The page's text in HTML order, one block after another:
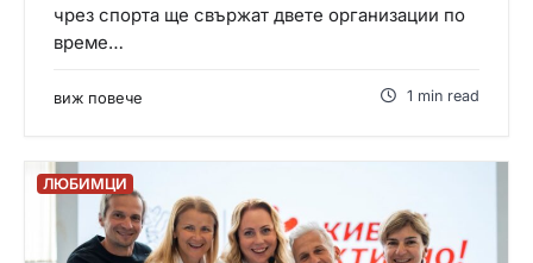
чрез спорта ще свържат двете организации по
време…
виж повече 1 min read
ЛЮБИМЦИ